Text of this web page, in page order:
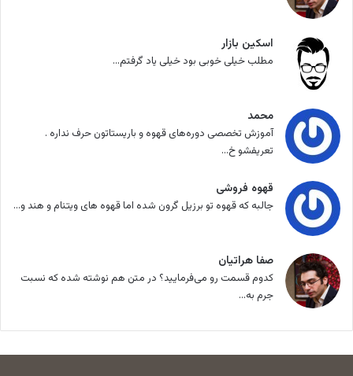
اسکین بازار
مطلب خیلی خوبی بود خیلی یاد گرفتم...
محمد
آموزش تخصصی دوره‌های قهوه و باریستاتون حرف نداره .
تعریفشو خ...
قهوه فروشی
جالبه که قهوه تو برزیل گرون شده اما قهوه های ویتنام و هند و...
صفا هراتیان
کدوم قسمت رو می‌فرمایید؟ در متن هم نوشته شده که نسبت
جرم به...